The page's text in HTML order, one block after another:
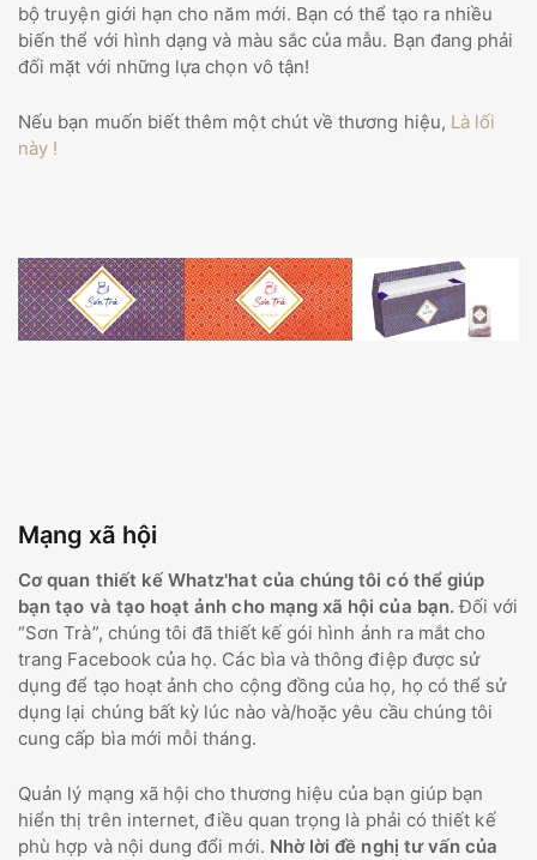
bộ truyện giới hạn cho năm mới. Bạn có thể tạo ra nhiều
biến thể với hình dạng và màu sắc của mẫu. Bạn đang phải
đối mặt với những lựa chọn vô tận!
Nếu bạn muốn biết thêm một chút về thương hiệu, Là lối
này !
Mạng xã hội
Cơ quan thiết kế Whatz'hat của chúng tôi có thể giúp
bạn tạo và tạo hoạt ảnh cho mạng xã hội của bạn.Đối với
“Sơn Trà”, chúng tôi đã thiết kế gói hình ảnh ra mắt cho
trang Facebook của họ. Các bìa và thông điệp được sử
dụng để tạo hoạt ảnh cho cộng đồng của họ, họ có thể sử
dụng lại chúng bất kỳ lúc nào và/hoặc yêu cầu chúng tôi
cung cấp bìa mới mỗi tháng.
Quản lý mạng xã hội cho thương hiệu của bạn giúp bạn
hiển thị trên internet, điều quan trọng là phải có thiết kế
phù hợp và nội dung đổi mới. Nhờ lời đề nghị tư vấn của